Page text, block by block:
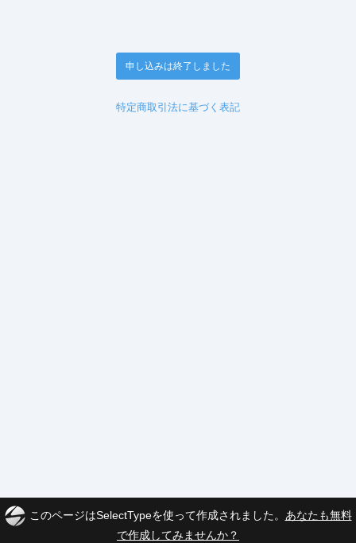
申し込みは終了しました
特定商取引法に基づく表記
このページはSelectTypeを使って作成されました。 あなたも無料
で作成してみませんか？